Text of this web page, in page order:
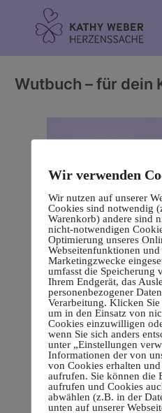
Wutbuch – für dein
Wir verwenden
Wir nutzen auf unserer
Cookies sind notwendig
Warenkorb) andere sind
nicht-notwendigen
Optimierung unseres
Webseitenfunktionen
Marketingzwecke
umfasst die Speicherung
Ihrem Endgerät, das
personenbezogener
Verarbeitung. Klicken Sie
um in den Einsatz von
Cookies einzuwilligen
wenn Sie sich anders
unter „Einstellungen
Informationen der von
von Cookies erhalten
aufrufen. Sie können die
aufrufen und Cookies
abwählen (z.B. in der
unten auf unserer